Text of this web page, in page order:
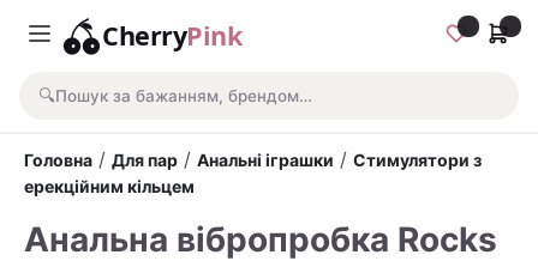
CherryPink
🔍Пошук за бажанням, брендом…
Головна / Для пар / Анальні іграшки / Стимулятори з
ерекційним кільцем
Анальна вібропробка Rocks